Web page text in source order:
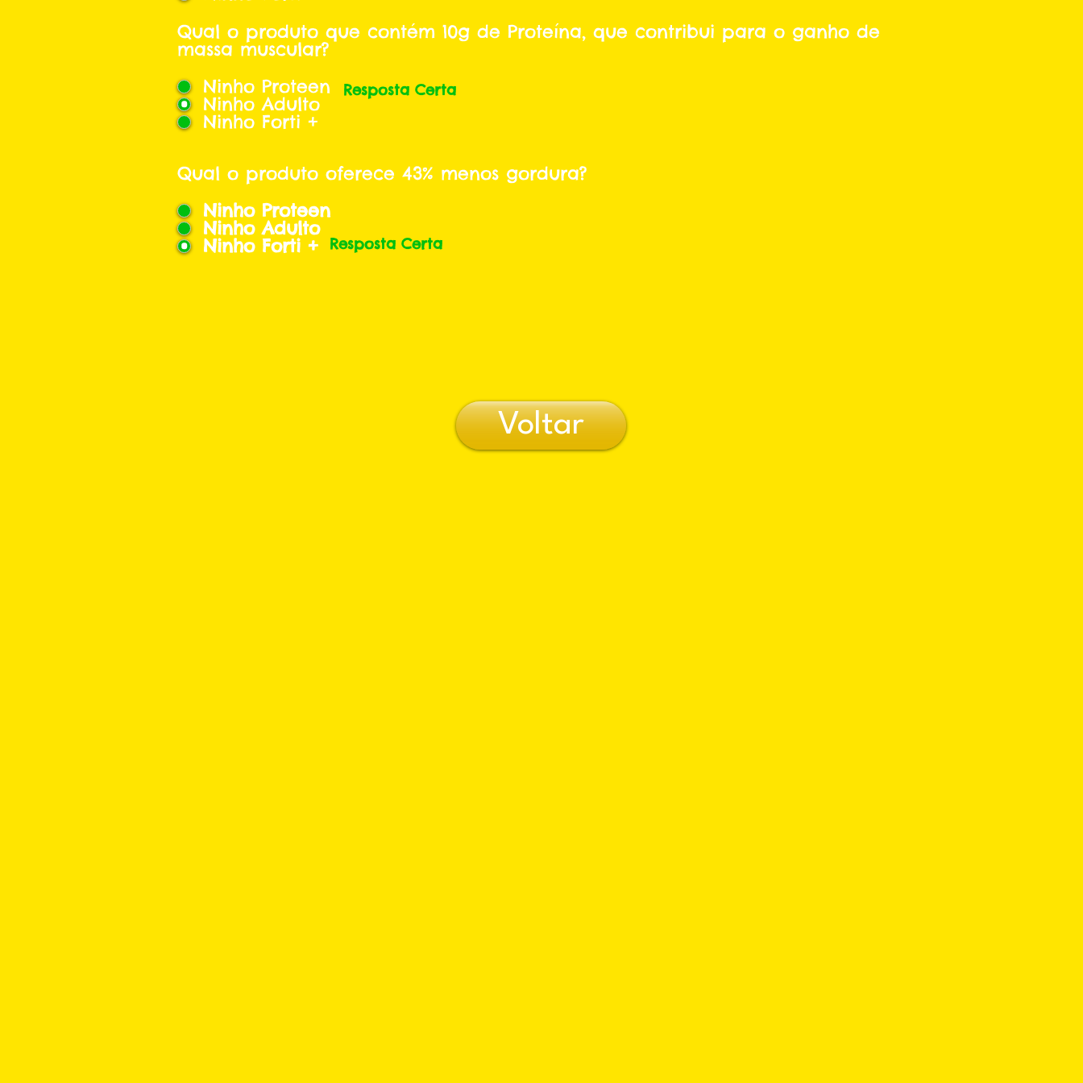
Qual o produto que contém 10g de Proteína, que contribui para o ganho de
massa muscular?
Ninho Proteen
Ninho Adulto
Ninho Forti +
Resposta Certa
Qual o produto oferece 43% menos gordura?
Ninho Proteen
Ninho Adulto
Ninho Forti + Resposta Certa
Voltar